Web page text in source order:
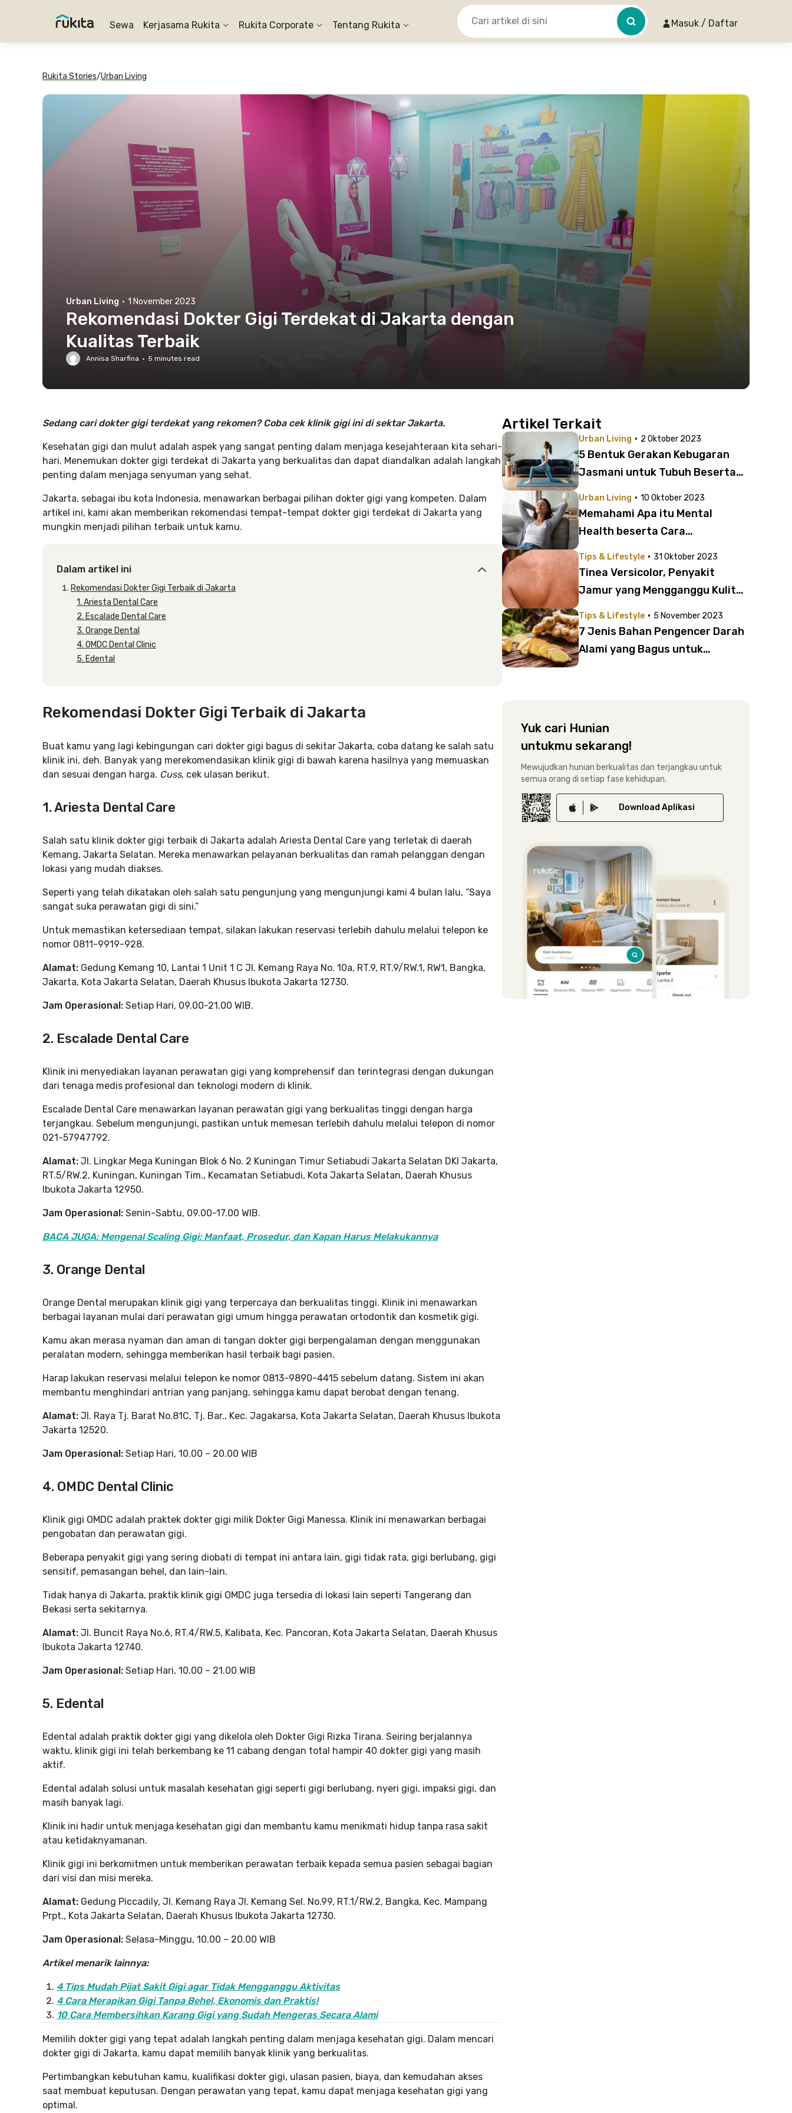
Sewa Kerjasama Rukita Rukita Corporate Tentang Rukita Masuk / Daftar
Rukita Stories/Urban Living
Urban Living · 1 November 2023
Rekomendasi Dokter Gigi Terdekat di Jakarta dengan
Kualitas Terbaik
Annisa Sharfina · 5 minutes read
Sedang cari dokter gigi terdekat yang rekomen? Coba cek klinik gigi ini di sektar Jakarta.
Kesehatan gigi dan mulut adalah aspek yang sangat penting dalam menjaga kesejahteraan kita sehari-
hari. Menemukan dokter gigi terdekat di Jakarta yang berkualitas dan dapat diandalkan adalah langkah
penting dalam menjaga senyuman yang sehat.
Jakarta, sebagai ibu kota Indonesia, menawarkan berbagai pilihan dokter gigi yang kompeten. Dalam
artikel ini, kami akan memberikan rekomendasi tempat-tempat dokter gigi terdekat di Jakarta yang
mungkin menjadi pilihan terbaik untuk kamu.
Dalam artikel ini
Rekomendasi Dokter Gigi Terbaik di Jakarta
1. Ariesta Dental Care
2. Escalade Dental Care
3. Orange Dental
4. OMDC Dental Clinic
5. Edental
Rekomendasi Dokter Gigi Terbaik di Jakarta
Buat kamu yang lagi kebingungan cari dokter gigi bagus di sekitar Jakarta, coba datang ke salah satu
klinik ini, deh. Banyak yang merekomendasikan klinik gigi di bawah karena hasilnya yang memuaskan
dan sesuai dengan harga. Cuss, cek ulasan berikut.
1. Ariesta Dental Care
Salah satu klinik dokter gigi terbaik di Jakarta adalah Ariesta Dental Care yang terletak di daerah
Kemang, Jakarta Selatan. Mereka menawarkan pelayanan berkualitas dan ramah pelanggan dengan
lokasi yang mudah diakses.
Seperti yang telah dikatakan oleh salah satu pengunjung yang mengunjungi kami 4 bulan lalu, “Saya
sangat suka perawatan gigi di sini.”
Untuk memastikan ketersediaan tempat, silakan lakukan reservasi terlebih dahulu melalui telepon ke
nomor 0811-9919-928.
Alamat: Gedung Kemang 10, Lantai 1 Unit 1 C Jl. Kemang Raya No. 10a, RT.9, RT.9/RW.1, RW1, Bangka,
Jakarta, Kota Jakarta Selatan, Daerah Khusus Ibukota Jakarta 12730.
Jam Operasional: Setiap Hari, 09.00-21.00 WIB.
2. Escalade Dental Care
Klinik ini menyediakan layanan perawatan gigi yang komprehensif dan terintegrasi dengan dukungan
dari tenaga medis profesional dan teknologi modern di klinik.
Escalade Dental Care menawarkan layanan perawatan gigi yang berkualitas tinggi dengan harga
terjangkau. Sebelum mengunjungi, pastikan untuk memesan terlebih dahulu melalui telepon di nomor
021-57947792.
Alamat: Jl. Lingkar Mega Kuningan Blok 6 No. 2 Kuningan Timur Setiabudi Jakarta Selatan DKI Jakarta,
RT.5/RW.2, Kuningan, Kuningan Tim., Kecamatan Setiabudi, Kota Jakarta Selatan, Daerah Khusus
Ibukota Jakarta 12950.
Jam Operasional: Senin-Sabtu, 09.00-17.00 WIB.
BACA JUGA: Mengenal Scaling Gigi: Manfaat, Prosedur, dan Kapan Harus Melakukannya
3. Orange Dental
Orange Dental merupakan klinik gigi yang terpercaya dan berkualitas tinggi. Klinik ini menawarkan
berbagai layanan mulai dari perawatan gigi umum hingga perawatan ortodontik dan kosmetik gigi.
Kamu akan merasa nyaman dan aman di tangan dokter gigi berpengalaman dengan menggunakan
peralatan modern, sehingga memberikan hasil terbaik bagi pasien.
Harap lakukan reservasi melalui telepon ke nomor 0813-9890-4415 sebelum datang. Sistem ini akan
membantu menghindari antrian yang panjang, sehingga kamu dapat berobat dengan tenang.
Alamat: Jl. Raya Tj. Barat No.81C, Tj. Bar., Kec. Jagakarsa, Kota Jakarta Selatan, Daerah Khusus Ibukota
Jakarta 12520.
Jam Operasional: Setiap Hari, 10.00 – 20.00 WIB
4. OMDC Dental Clinic
Klinik gigi OMDC adalah praktek dokter gigi milik Dokter Gigi Manessa. Klinik ini menawarkan berbagai
pengobatan dan perawatan gigi.
Beberapa penyakit gigi yang sering diobati di tempat ini antara lain, gigi tidak rata, gigi berlubang, gigi
sensitif, pemasangan behel, dan lain-lain.
Tidak hanya di Jakarta, praktik klinik gigi OMDC juga tersedia di lokasi lain seperti Tangerang dan
Bekasi serta sekitarnya.
Alamat: Jl. Buncit Raya No.6, RT.4/RW.5, Kalibata, Kec. Pancoran, Kota Jakarta Selatan, Daerah Khusus
Ibukota Jakarta 12740.
Jam Operasional: Setiap Hari, 10.00 – 21.00 WIB
5. Edental
Edental adalah praktik dokter gigi yang dikelola oleh Dokter Gigi Rizka Tirana. Seiring berjalannya
waktu, klinik gigi ini telah berkembang ke 11 cabang dengan total hampir 40 dokter gigi yang masih
aktif.
Edental adalah solusi untuk masalah kesehatan gigi seperti gigi berlubang, nyeri gigi, impaksi gigi, dan
masih banyak lagi.
Klinik ini hadir untuk menjaga kesehatan gigi dan membantu kamu menikmati hidup tanpa rasa sakit
atau ketidaknyamanan.
Klinik gigi ini berkomitmen untuk memberikan perawatan terbaik kepada semua pasien sebagai bagian
dari visi dan misi mereka.
Alamat: Gedung Piccadily, Jl. Kemang Raya Jl. Kemang Sel. No.99, RT.1/RW.2, Bangka, Kec. Mampang
Prpt., Kota Jakarta Selatan, Daerah Khusus Ibukota Jakarta 12730.
Jam Operasional: Selasa-Minggu, 10.00 – 20.00 WIB
Artikel menarik lainnya:
4 Tips Mudah Pijat Sakit Gigi agar Tidak Mengganggu Aktivitas
4 Cara Merapikan Gigi Tanpa Behel, Ekonomis dan Praktis!
10 Cara Membersihkan Karang Gigi yang Sudah Mengeras Secara Alami
Memilih dokter gigi yang tepat adalah langkah penting dalam menjaga kesehatan gigi. Dalam mencari
dokter gigi di Jakarta, kamu dapat memilih banyak klinik yang berkualitas.
Pertimbangkan kebutuhan kamu, kualifikasi dokter gigi, ulasan pasien, biaya, dan kemudahan akses
saat membuat keputusan. Dengan perawatan yang tepat, kamu dapat menjaga kesehatan gigi yang
optimal.
Artikel Terkait
Urban Living · 2 Oktober 2023
5 Bentuk Gerakan Kebugaran
Jasmani untuk Tubuh Beserta
Urban Living · 10 Oktober 2023
Memahami Apa itu Mental
Health beserta Cara
Produktif dan Bahagia
Tips & Lifestyle · 31 Oktober 2023
Tinea Versicolor, Penyakit
Jamur yang Mengganggu Kulit
Tips & Lifestyle · 5 November 2023
7 Jenis Bahan Pengencer Darah
Alami yang Bagus untuk
Yuk cari Hunian
untukmu sekarang!
Mewujudkan hunian berkualitas dan terjangkau untuk
semua orang di setiap fase kehidupan.
Download Aplikasi